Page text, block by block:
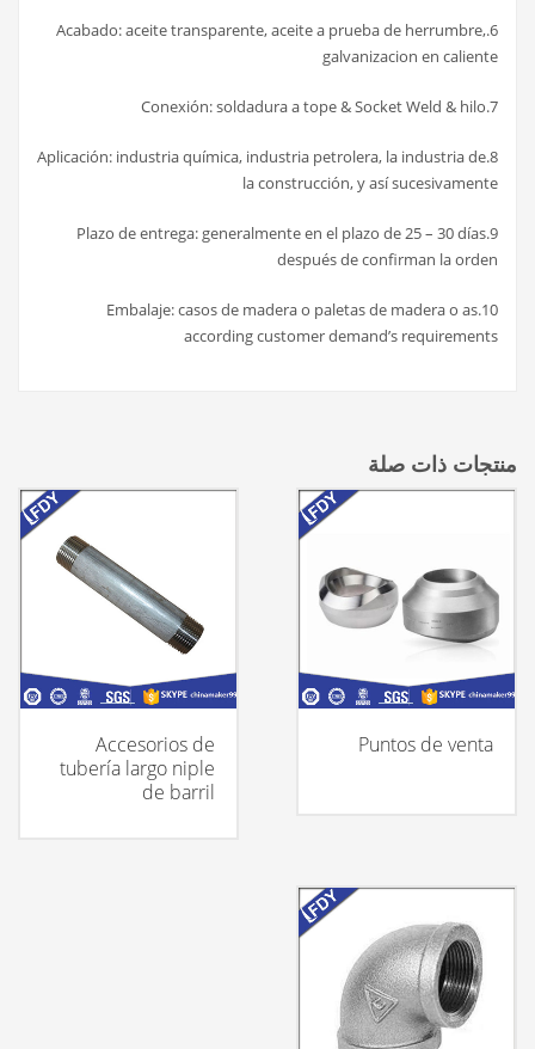
6.Acabado: aceite transparente, aceite a prueba de herrumbre,
galvanizacion en caliente
7.Conexión: soldadura a tope & Socket Weld & hilo
8.Aplicación: industria química, industria petrolera, la industria de
la construcción, y así sucesivamente
9.Plazo de entrega: generalmente en el plazo de 25 – 30 días
después de confirman la orden
10.Embalaje: casos de madera o paletas de madera o as
according customer demand’s requirements
منتجات ذات صلة
Puntos de venta
Accesorios de
tubería largo niple
de barril